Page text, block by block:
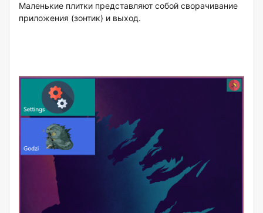
Маленькие плитки представляют собой сворачивание
приложения (зонтик) и выход.